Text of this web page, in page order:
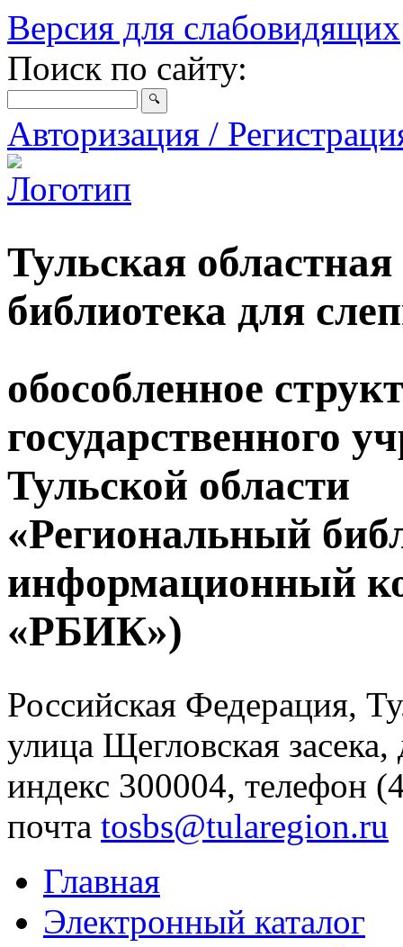
Версия для слабовидящих
Поиск по сайту:
Авторизация /
Тульская
библиотека для
обособленное
государственного
Тульской области
«Региональный
информационный
«РБИК»)
Российская Федерация,
улица Щегловская
индекс 300004, телефон
почта tosbs@tularegion.ru
Главная
Электронный каталог